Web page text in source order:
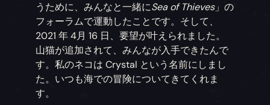
うために、みんなと一緒にSea of Thieves」の
フォーラムで運動したことです。そして、
2021 年 4月 16 日、要望が叶えられました。
山猫が追加されて、みんなが入手できたんで
す。私のネコは Crystal という名前にしまし
た。いつも海での冒険についてきてくれま
す。